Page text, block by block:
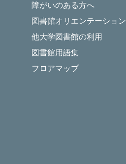
障がいのある方へ
図書館オリエンテーショ
他大学図書館の利用
図書館用語集
フロアマップ